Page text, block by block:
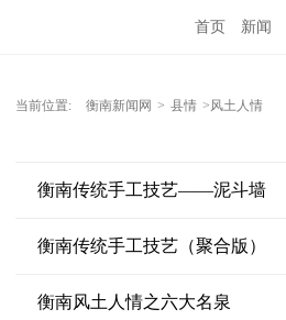
首页 新闻
当前位置: 衡南新闻网 > 县情 >风土人情
衡南传统手工技艺——泥斗墙
衡南传统手工技艺（聚合版）
衡南风土人情之六大名泉